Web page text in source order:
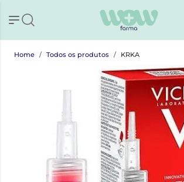
Home Todos os produtos KRKA